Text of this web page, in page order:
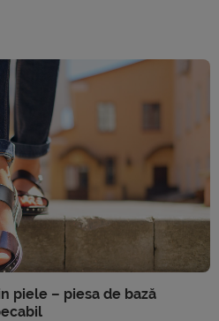
piele – piesa de bază